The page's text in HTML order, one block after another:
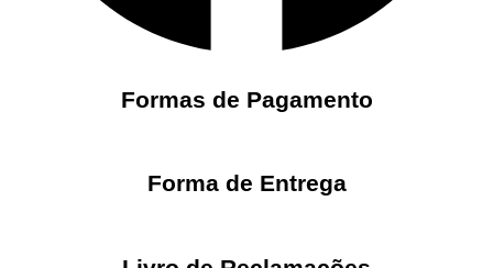
Formas de Pagamento
Forma de Entrega